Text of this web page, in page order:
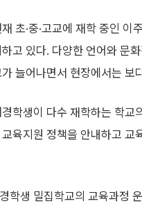
초·중·고교에 재학 중인
고 있다. 다양한 언어와 문
늘어나면서 현장에서는
학생이 다수 재학하는 학
육지원 정책을 안내하고
학생 밀집학교의 교육과정